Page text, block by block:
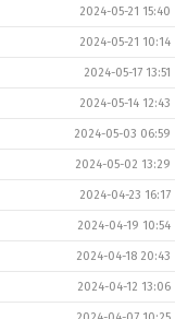
2024-05-21 15:40
2024-05-21 10:14
2024-05-17 13:51
2024-05-14 12:43
2024-05-03 06:59
2024-05-02 13:29
2024-04-23 16:17
2024-04-19 10:54
2024-04-18 20:43
2024-04-12 13:06